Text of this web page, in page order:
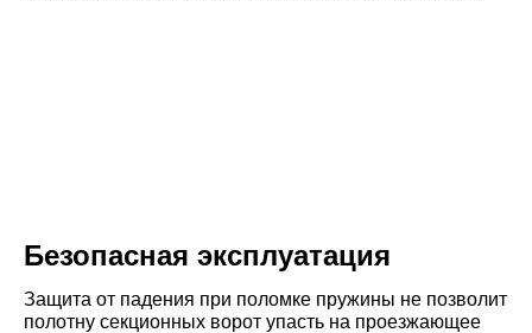
Безопасная эксплуатация
Защита от падения при поломке пружины не позволит
полотну секционных ворот упасть на проезжающее